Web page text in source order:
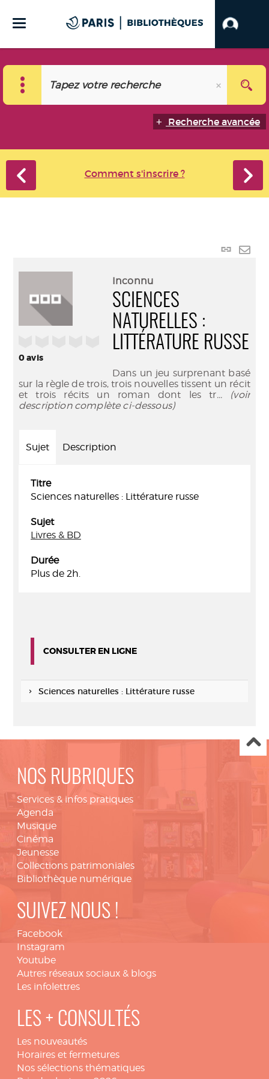
Recherche avancée
Comment s'inscrire ?
Lien
0avis
Inconnu
SCIENCES
NATURELLES :
LITTÉRATURE RUSSE
Dans un jeu surprenant basé
sur la règle de trois, trois nouvelles tissent un récit
et trois récits un roman dont les tr... (voir
description complète ci-dessous)
Sujet Description
Titre
Sciences naturelles : Littérature russe
Sujet
Livres & BD
Durée
Plus de 2h.
CONSULTER EN LIGNE
Sciences naturelles : Littérature russe
NOS RUBRIQUES
Services & infos pratiques
Agenda
Musique
Cinéma
Jeunesse
Collections patrimoniales
Bibliothèque numérique
SUIVEZ NOUS !
Facebook
Instagram
Youtube
Autres réseaux sociaux & blogs
Les infolettres
LES + CONSULTÉS
Les nouveautés
Horaires et fermetures
Nos sélections thématiques